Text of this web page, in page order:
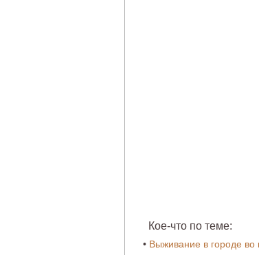
Кое-что по теме:
• Выживание в городе во